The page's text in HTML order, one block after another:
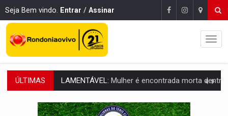
Seja Bem vindo. Entrar / Assinar
ÚLTIMAS 'XANDY DO MOTOCROSS':Pai morre em acidente na BR-364 duas semanas após
PESO DO VOTO:Cinco maiores colégios eleitorais concentram 53,7% dos